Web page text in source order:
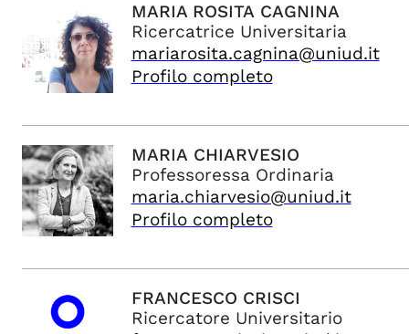
MARIA ROSITA CAGNINA
Ricercatrice Universitaria
mariarosita.cagnina@uniud.it
Profilo completo
MARIA CHIARVESIO
Professoressa Ordinaria
maria.chiarvesio@uniud.it
Profilo completo
FRANCESCO CRISCI
Ricercatore Universitario